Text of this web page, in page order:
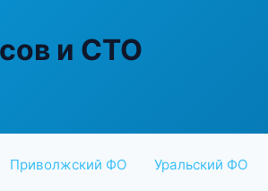
и СТО
Приволжский ФО Уральский ФО